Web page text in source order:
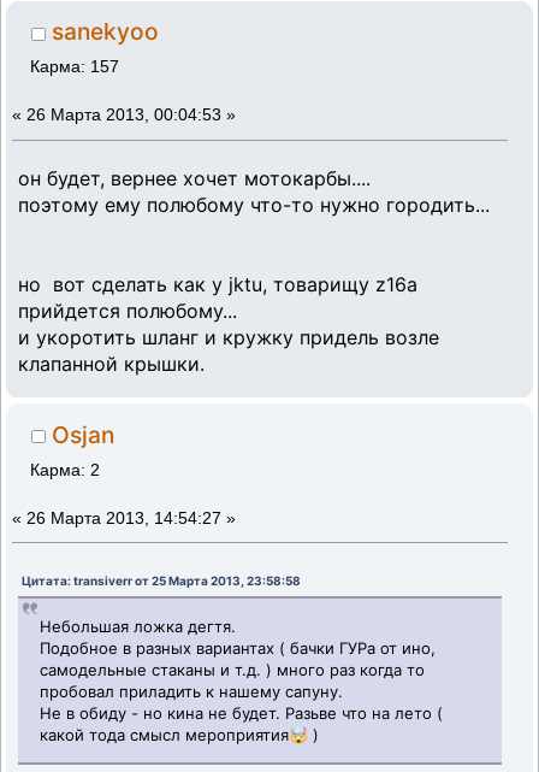
двигатель УЗАМ (Прочитано 39873 раз)
sanekyoo
Карма: 157
« 26 Марта 2013, 00:04:53 »
он будет, вернее хочет мотокарбы....
поэтому ему полюбому что-то нужно городить...
но вот сделать как у jktu, товарищу z16a
прийдется полюбому...
и укоротить шланг и кружку придель возле
клапанной крышки.
Osjan
Карма: 2
« 26 Марта 2013, 14:54:27 »
Цитата: transiverr от 25 Марта 2013, 23:58:58
Небольшая ложка дегтя.
Подобное в разных вариантах ( бачки ГУРа от ино,
самодельные стаканы и т.д. ) много раз когда то
пробовал приладить к нашему сапуну.
Не в обиду - но кина не будет. Разьве что на лето (
какой тода смысл мероприятия🤯 )